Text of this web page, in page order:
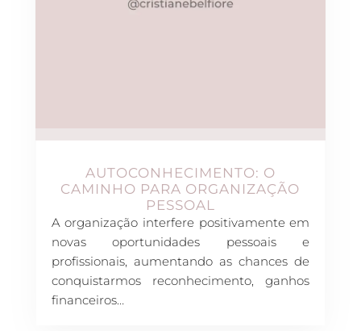
AUTOCONHECIMENTO: O
CAMINHO PARA ORGANIZAÇÃO
PESSOAL
A organização interfere positivamente em
novas oportunidades pessoais e
profissionais, aumentando as chances de
conquistarmos reconhecimento, ganhos
financeiros…